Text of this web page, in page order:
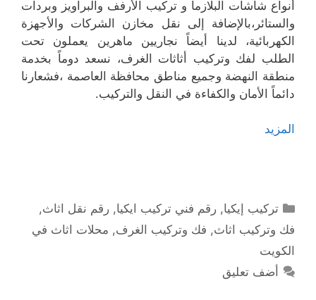
أنواع شاشات البلازما و تركیب الأرفف والبراویز وبردات
والستائر،بالإضافة إلى نقل مخازن الشركات والأجھزة
الكھربائیة، لدینا أیضاً نجاریین ماھرین یعملون تحت
الطلب لفك وتركیب أثاثات الغرف، نسعد دوماً بخدمة
منطقة النهضة وجمیع مناطق محافظة العاصمة ،فشعارنا
دائماً الأمان والكفاءة في النقل والتركیب.
المزيد
التصنيفات
تركيب إيكيا,رقم فني تركيب ايكيا,رقم نقل اثاث,
فك وتركيب اثاث, فك وتركيب الغرف, محلات اثاث في
الكويت
أضف تعليق